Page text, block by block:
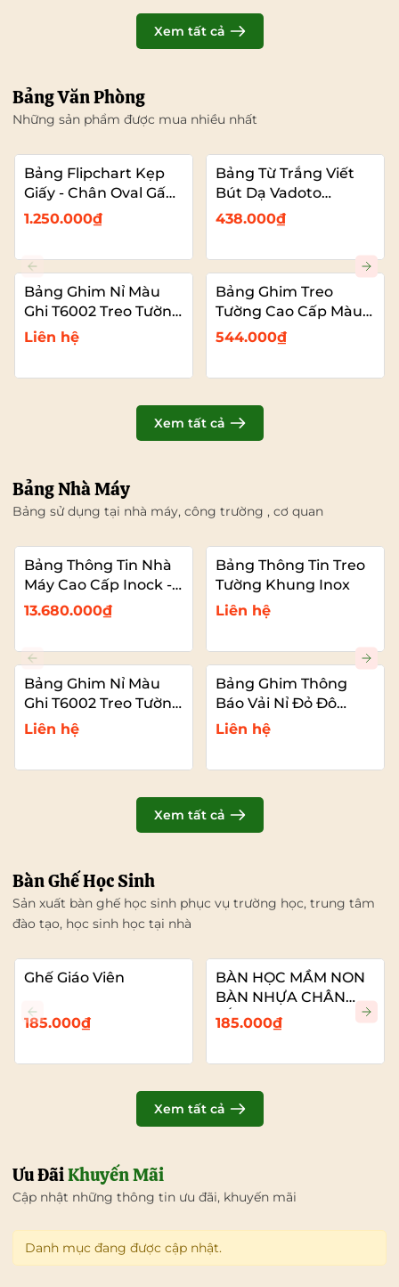
Xem tất cả
Bảng Văn Phòng
Những sản phẩm được mua nhiều nhất
Bảng Flipchart Kẹp
Giấy - Chân Oval Gấp
Gọn - Bảng Đào Tạo
1.250.000₫
Bảng Từ Trắng Viết
Bút Dạ Vadoto
EcoTech
438.000₫
Bảng Ghim Nỉ Màu
Ghi T6002 Treo Tường
Cỡ Lớn VADOTO
Liên hệ
Bảng Ghim Treo
Tường Cao Cấp Màu
Xanh Dương Vải Nỉ
544.000₫
Xem tất cả
Bảng Nhà Máy
Bảng sử dụng tại nhà máy, công trường , cơ quan
Bảng Thông Tin Nhà
Máy Cao Cấp Inock -
Mái Che Nhựa PC
13.680.000₫
Bảng Thông Tin Treo
Tường Khung Inox
Liên hệ
Bảng Ghim Nỉ Màu
Ghi T6002 Treo Tường
Cỡ Lớn VADOTO
Liên hệ
Bảng Ghim Thông
Báo Vải Nỉ Đỏ Đô
T6011 Cao Cấp Cỡ Lớn
VADOTO
Liên hệ
Xem tất cả
Bàn Ghế Học Sinh
Sản xuất bàn ghế học sinh phục vụ trường học, trung tâm
đào tạo, học sinh học tại nhà
Ghế Giáo Viên
185.000₫
BÀN HỌC MẦM NON
BÀN NHỰA CHÂN
SẮT
185.000₫
Xem tất cả
Ưu ĐãiKhuyến Mãi
Cập nhật những thông tin ưu đãi, khuyến mãi
Danh mục đang được cập nhật.